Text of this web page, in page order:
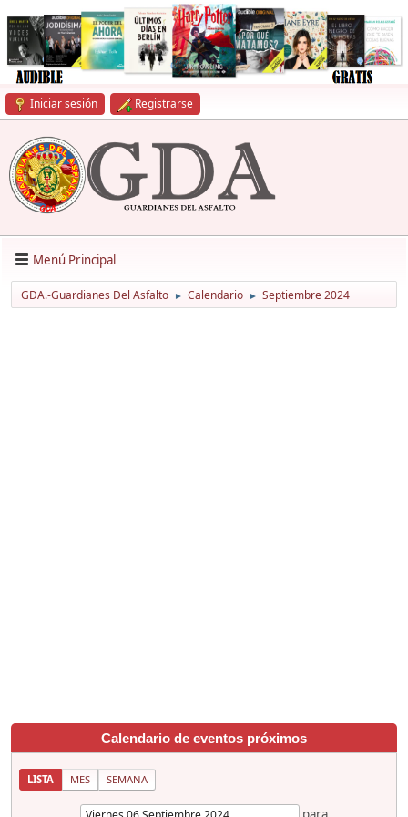
Iniciar sesión Registrarse
Menú Principal
GDA.-Guardianes Del Asfalto ► Calendario ► Septiembre 2024
Calendario de eventos próximos
LISTA MES SEMANA